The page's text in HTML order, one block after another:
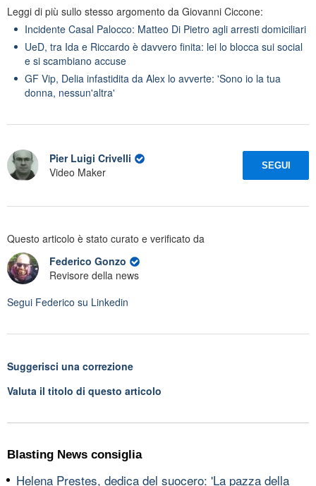
Leggi di più sullo stesso argomento da Giovanni Ciccone:
Incidente Casal Palocco: Matteo Di Pietro agli arresti domiciliari
UeD, tra Ida e Riccardo è davvero finita: lei lo blocca sui social
e si scambiano accuse
GF Vip, Delia infastidita da Alex lo avverte: 'Sono io la tua
donna, nessun'altra'
Pier Luigi Crivelli
Video Maker
SEGUI
Questo articolo è stato curato e verificato da
Federico Gonzo
Revisore della news
Segui Federico su Linkedin
Suggerisci una correzione
Valuta il titolo di questo articolo
Blasting News consiglia
Helena Prestes, dedica del suocero: 'La pazza della